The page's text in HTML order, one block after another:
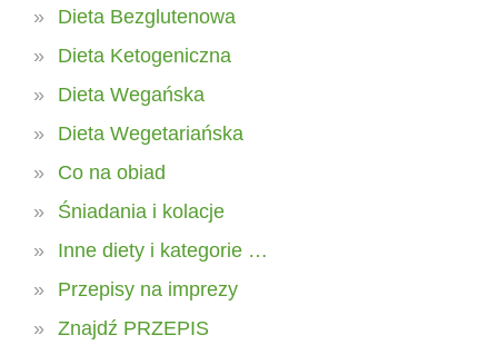
Dieta Bezglutenowa
Dieta Ketogeniczna
Dieta Wegańska
Dieta Wegetariańska
Co na obiad
Śniadania i kolacje
Inne diety i kategorie …
Przepisy na imprezy
Znajdź PRZEPIS